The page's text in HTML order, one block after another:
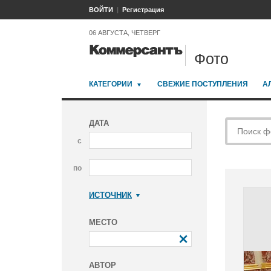
ВОЙТИ Регистрация
06 АВГУСТА, ЧЕТВЕРГ
Фото
КАТЕГОРИИ СВЕЖИЕ ПОСТУПЛЕНИЯ
ДАТА
с
по
ИСТОЧНИК
МЕСТО
АВТОР